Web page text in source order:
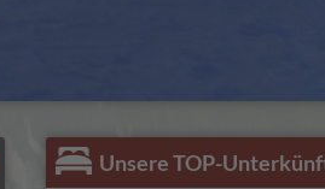
Unsere TOP-